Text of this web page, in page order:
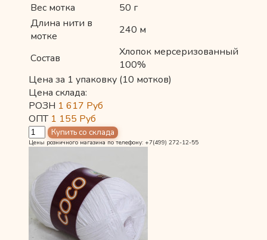
Вес мотка
50 г
Длина нити в
мотке
240 м
Состав
Хлопок мерсеризованный
100%
Цена за 1 упаковку (10 мотков)
Цена склада:
РОЗН 1 617 Руб
ОПТ 1 155 Руб
Цены розничного магазина по телефону: +7(499) 272-12-55